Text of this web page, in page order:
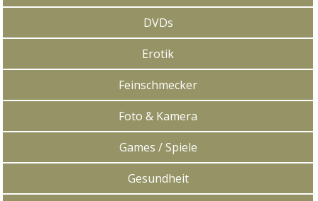
DVDs
Erotik
Feinschmecker
Foto & Kamera
Games / Spiele
Gesundheit